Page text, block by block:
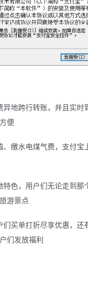
异地跨行转账，并且实时
便
、缴水电煤气费，支付宝
特色，用户们无论走到那
游景点
们买单打折尽享优惠，还
们发放福利